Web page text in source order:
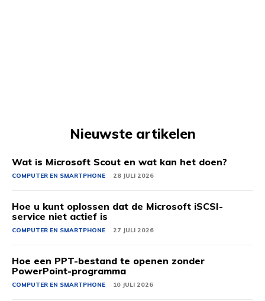
Nieuwste artikelen
Wat is Microsoft Scout en wat kan het doen?
COMPUTER EN SMARTPHONE 28 JULI 2026
Hoe u kunt oplossen dat de Microsoft iSCSI-
service niet actief is
COMPUTER EN SMARTPHONE 27 JULI 2026
Hoe een PPT-bestand te openen zonder
PowerPoint-programma
COMPUTER EN SMARTPHONE 10 JULI 2026